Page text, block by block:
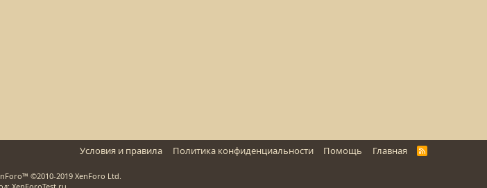
Условия и правила Политика конфиденциальности Помощь Главная
R
©2010-2019 XenForo Ltd.